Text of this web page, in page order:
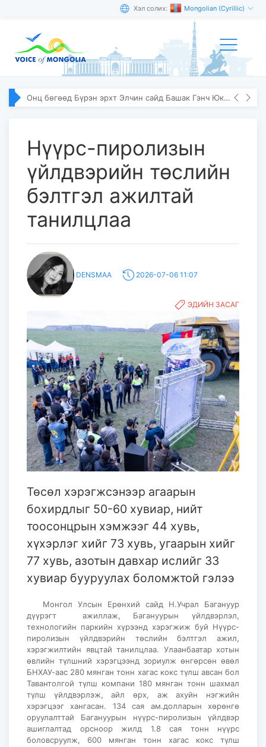
Хэл солих: Mongolian (Cyrillic)
Онц бөгөөд Бүрэн эрхт Элчин сайд Башак Гэнч Юксэлийг хүлээн авч уулзлаа
Нүүрс-пиролизын
үйлдвэрийн төслийн
бэлтгэл ажилтай
танилцлаа
DENSMAA 2026-07-06 11:07
ЭДИЙН ЗАСАГ
Төсөл хэрэгжсэнээр агаарын
бохирдлыг 50-60 хувиар, нийт
тоосонцрын хэмжээг 44 хувь,
хүхэрлэг хийг 73 хувь, угаарын хийг
77 хувь, азотын давхар ислийг 33
хувиар бууруулах боломжтой гэлээ
Монгол Улсын Ерөнхий сайд Н.Учрал Багануур
дүүрэгт ажиллаж, Багануурын үйлдвэрлэл,
технологийн паркийн хүрээнд хэрэгжиж буй Нүүрс-
пиролизын үйлдвэрийн төслийн бэлтгэл ажил,
хэрэгжилтийн явцтай танилцлаа. Улаанбаатар хотын
өвлийн түлшний хэрэгцээнд зориулж өнгөрсөн өвөл
БНХАУ-аас 280 мянган тонн хагас кокс түлш авсан бол
Тавантолгой түлш компани 180 мянган тонн шахмал
түлш үйлдвэрлэж, айл өрх, аж ахуйн нэгжийн
хэрэгцээг хангасан. 134 сая ам.долларын хөрөнгө
оруулалттай Багануурын нүүрс-пиролизын үйлдвэр
ашиглалтад орсноор жилд 1.8 сая тонн нүүрс
боловсруулж, 600 мянган тонн хагас кокс түлш